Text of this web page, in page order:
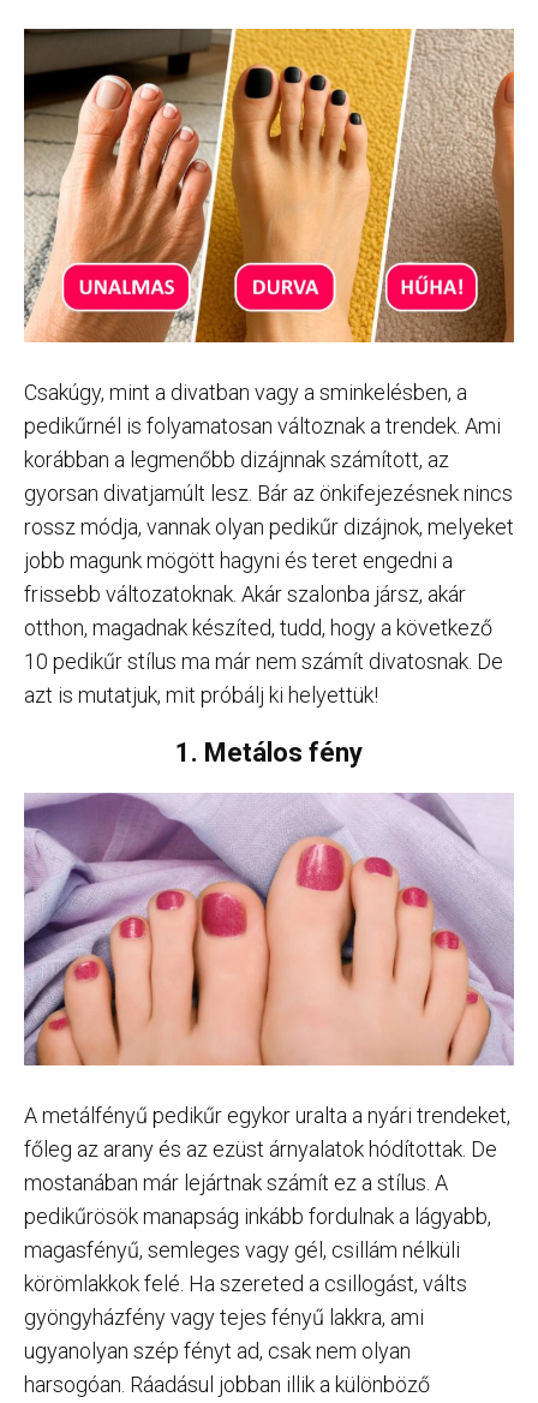
Csakúgy, mint a divatban vagy a sminkelésben, a
pedikűrnél is folyamatosan változnak a trendek. Ami
korábban a legmenőbb dizájnnak számított, az
gyorsan divatjamúlt lesz. Bár az önkifejezésnek nincs
rossz módja, vannak olyan pedikűr dizájnok, melyeket
jobb magunk mögött hagyni és teret engedni a
frissebb változatoknak. Akár szalonba jársz, akár
otthon, magadnak készíted, tudd, hogy a következő
10 pedikűr stílus ma már nem számít divatosnak. De
azt is mutatjuk, mit próbálj ki helyettük!
1. Metálos fény
A metálfényű pedikűr egykor uralta a nyári trendeket,
főleg az arany és az ezüst árnyalatok hódítottak. De
mostanában már lejártnak számít ez a stílus. A
pedikűrösök manapság inkább fordulnak a lágyabb,
magasfényű, semleges vagy gél, csillám nélküli
körömlakkok felé. Ha szereted a csillogást, válts
gyöngyházfény vagy tejes fényű lakkra, ami
ugyanolyan szép fényt ad, csak nem olyan
harsogóan. Ráadásul jobban illik a különböző